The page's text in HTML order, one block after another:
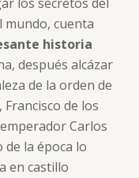
mundo, cuenta
historia
después alcázar
de la orden de
de los
Carlos
la época lo
en castillo